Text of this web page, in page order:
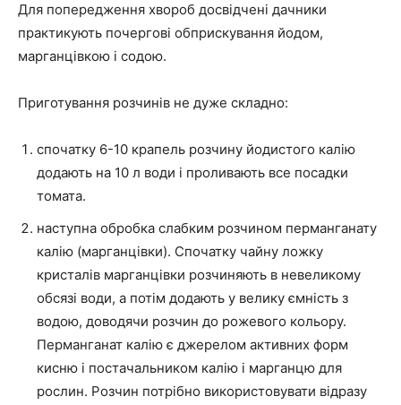
Для попередження хвороб досвідчені дачники
практикують почергові обприскування йодом,
марганцівкою і содою.
Приготування розчинів не дуже складно:
спочатку 6-10 крапель розчину йодистого калію
додають на 10 л води і проливають все посадки
томата.
наступна обробка слабким розчином перманганату
калію (марганцівки). Спочатку чайну ложку
кристалів марганцівки розчиняють в невеликому
обсязі води, а потім додають у велику ємність з
водою, доводячи розчин до рожевого кольору.
Перманганат калію є джерелом активних форм
кисню і постачальником калію і марганцю для
рослин. Розчин потрібно використовувати відразу